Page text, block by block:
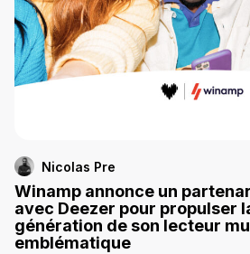
Nicolas Pre
Winamp annonce un
avec Deezer pour propulser
génération de son lecteur
emblématique